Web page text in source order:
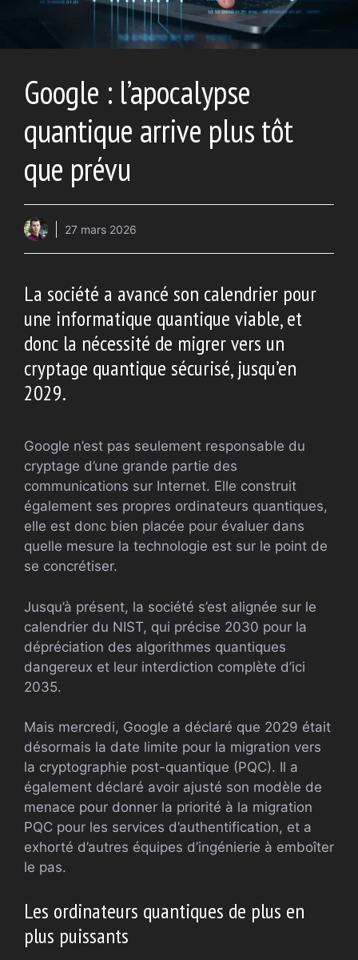
Google : l’apocalypse
quantique arrive plus tôt
que prévu
27 mars 2026
La société a avancé son calendrier pour
une informatique quantique viable, et
donc la nécessité de migrer vers un
cryptage quantique sécurisé, jusqu’en
2029.
Google n’est pas seulement responsable du
cryptage d’une grande partie des
communications sur Internet. Elle construit
également ses propres ordinateurs quantiques,
elle est donc bien placée pour évaluer dans
quelle mesure la technologie est sur le point de
se concrétiser.
Jusqu’à présent, la société s’est alignée sur le
calendrier du NIST, qui précise 2030 pour la
dépréciation des algorithmes quantiques
dangereux et leur interdiction complète d’ici
2035.
Mais mercredi, Google a déclaré que 2029 était
désormais la date limite pour la migration vers
la cryptographie post-quantique (PQC). Il a
également déclaré avoir ajusté son modèle de
menace pour donner la priorité à la migration
PQC pour les services d’authentification, et a
exhorté d’autres équipes d’ingénierie à emboîter
le pas.
Les ordinateurs quantiques de plus en
plus puissants